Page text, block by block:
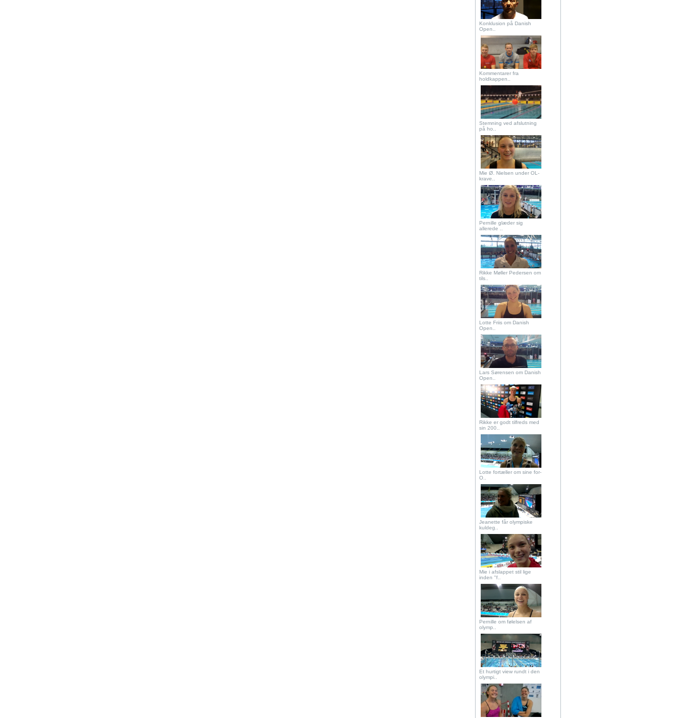
Konklusion på Danish
Open..
Kommentarer fra
holdkappen..
Stemning ved afslutning
på ho..
Mie Ø. Nielsen under OL-
krave..
Pernille glæder sig
allerede ..
Rikke Møller Pedersen om
tils..
Lotte Friis om Danish
Open..
Lars Sørensen om Danish
Open..
Rikke er godt tilfreds med
sin 200..
Lotte fortæller om sine for-
O..
Jeanette får olympiske
kuldeg..
Mie i afslappet stil lige
inden "f..
Pernille om følelsen af
olymp..
Et hurtigt view rundt i den
olympi..